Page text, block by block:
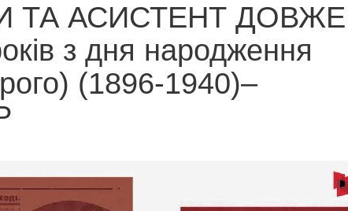
ТА АСИСТЕНТ
з дня народження
(1896-1940)–